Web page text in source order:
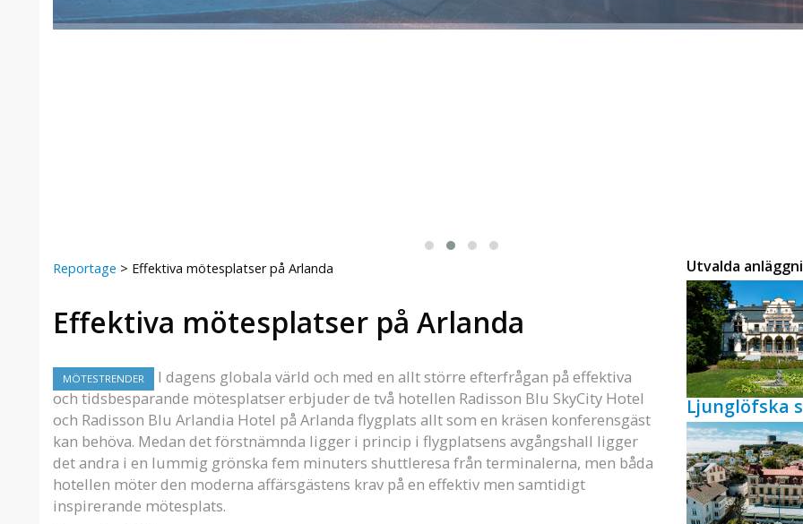
Reportage > Effektiva mötesplatser på Arlanda
Effektiva mötesplatser på Arlanda
MÖTESTRENDER
I dagens globala värld och med en allt större efterfrågan på effektiva
och tidsbesparande mötesplatser erbjuder de två hotellen Radisson Blu SkyCity Hotel
och Radisson Blu Arlandia Hotel på Arlanda flygplats allt som en kräsen konferensgäst
kan behöva. Medan det förstnämnda ligger i princip i flygplatsens avgångshall ligger
det andra i en lummig grönska fem minuters shuttleresa från terminalerna, men båda
hotellen möter den moderna affärsgästens krav på en effektiv men samtidigt
inspirerande mötesplats.
Utvalda
Ljunglöfska